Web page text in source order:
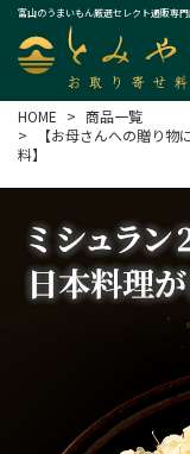
富山のうまいもん厳選セレクト通販専
HOME
商品一覧
【お母さんへの贈り
料】